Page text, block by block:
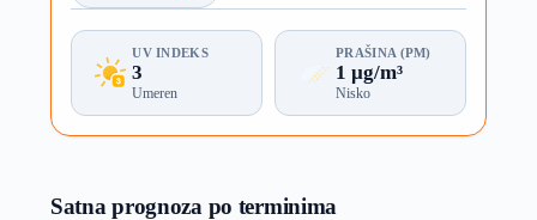
UV INDEKS
3
Umeren
PRAŠINA (PM)
1 µg/m³
Nisko
Satna prognoza po terminima